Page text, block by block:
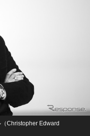
Christopher Edward